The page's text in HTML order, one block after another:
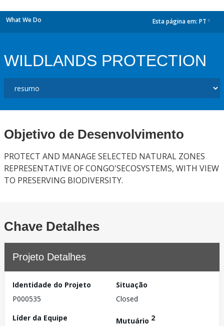
What We Do Esta página em: PT
WILDLANDS PROTECTION
Objetivo de Desenvolvimento
PROTECT AND MANAGE SELECTED NATURAL ZONES
REPRESENTATIVE OF CONGO'SECOSYSTEMS, WITH VIEW
TO PRESERVING BIODIVERSITY.
Chave Detalhes
Projeto Detalhes
Identidade do Projeto
P000535
Situação
Closed
Líder da Equipe
Mutuário 2